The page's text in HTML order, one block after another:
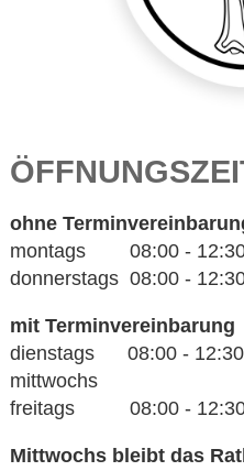
ohne
montags 08:00 - 12:30
donnerstags 08:00 -
mit Terminvereinbarung
dienstags 08:00 - 12:30
mittwochs
freitags 08:00 - 12:30
Mittwochs bleibt das